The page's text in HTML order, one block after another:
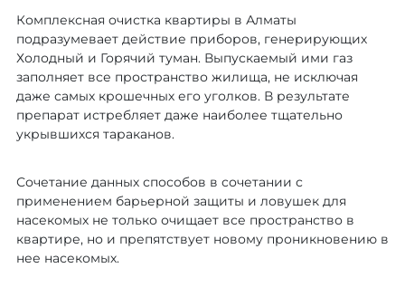
Комплексная очистка квартиры в Алматы
подразумевает действие приборов, генерирующих
Холодный и Горячий туман. Выпускаемый ими газ
заполняет все пространство жилища, не исключая
даже самых крошечных его уголков. В результате
препарат истребляет даже наиболее тщательно
укрывшихся тараканов.
Сочетание данных способов в сочетании с
применением барьерной защиты и ловушек для
насекомых не только очищает все пространство в
квартире, но и препятствует новому проникновению в
нее насекомых.